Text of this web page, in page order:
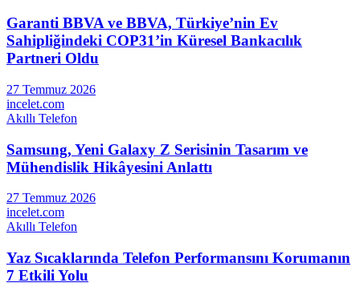
Garanti BBVA ve BBVA, Türkiye’nin Ev
Sahipliğindeki COP31’in Küresel Bankacılık
Partneri Oldu
27 Temmuz 2026
incelet.com
Akıllı Telefon
Samsung, Yeni Galaxy Z Serisinin Tasarım ve
Mühendislik Hikâyesini Anlattı
27 Temmuz 2026
incelet.com
Akıllı Telefon
Yaz Sıcaklarında Telefon Performansını Korumanın
7 Etkili Yolu